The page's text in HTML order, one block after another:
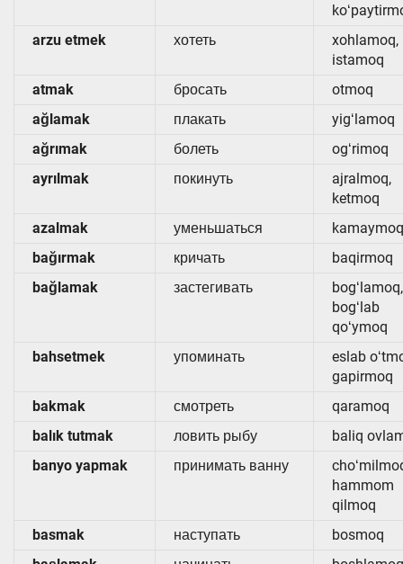
arzu etmek
хотеть
xohlamoq,
istamoq
atmak
бросать
otmoq
ağlamak
плакать
yigʻlamoq
ağrımak
болеть
ogʻrimoq
ayrılmak
покинуть
ajralmoq,
ketmoq
azalmak
уменьшаться
kamaymoq
bağırmak
кричать
baqirmoq
bağlamak
застегивать
bogʻlamoq,
bogʻlab
qoʻymoq
bahsetmek
упоминать
eslab
gapirmoq
bakmak
смотреть
qaramoq
balık tutmak
ловить рыбу
baliq
banyo yapmak
принимать ванну
hammom
qilmoq
basmak
наступать
bosmoq